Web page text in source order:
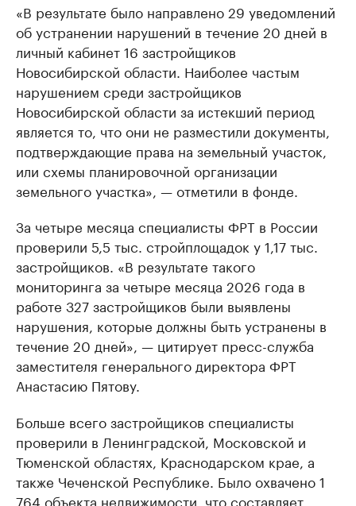
«В результате было направлено 29 уведомлений
об устранении нарушений в течение 20 дней в
личный кабинет 16 застройщиков
Новосибирской области. Наиболее частым
нарушением среди застройщиков
Новосибирской области за истекший период
является то, что они не разместили документы,
подтверждающие права на земельный участок,
или схемы планировочной организации
земельного участка», — отметили в фонде.
За четыре месяца специалисты ФРТ в России
проверили 5,5 тыс. стройплощадок у 1,17 тыс.
застройщиков. «В результате такого
мониторинга за четыре месяца 2026 года в
работе 327 застройщиков были выявлены
нарушения, которые должны быть устранены в
течение 20 дней», — цитирует пресс-служба
заместителя генерального директора ФРТ
Анастасию Пятову.
Больше всего застройщиков специалисты
проверили в Ленинградской, Московской и
Тюменской областях, Краснодарском крае, а
также Чеченской Республике. Было охвачено 1
764 объекта недвижимости, что составляет